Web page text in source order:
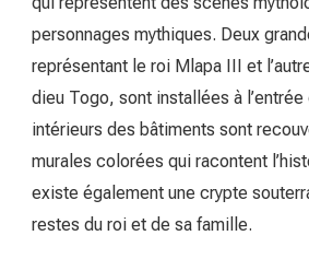
personnages mythiques. Deux
représentant le roi Mlapa III et
dieu Togo, sont installées à
intérieurs des bâtiments sont
murales colorées qui racontent
existe également une crypte
restes du roi et de sa famille.